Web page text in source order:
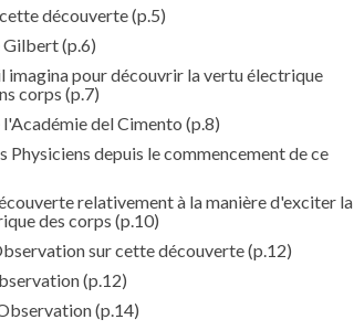
découverte(p.5)
Gilbert(p.6)
imagina pour découvrir la vertu électrique
corps (p.7)
l'Académie del Cimento (p.8)
Physiciens depuis le commencement de ce
relativement à la manière d'exciter la
des corps (p.10)
sur cette découverte(p.12)
(p.12)
(p.14)